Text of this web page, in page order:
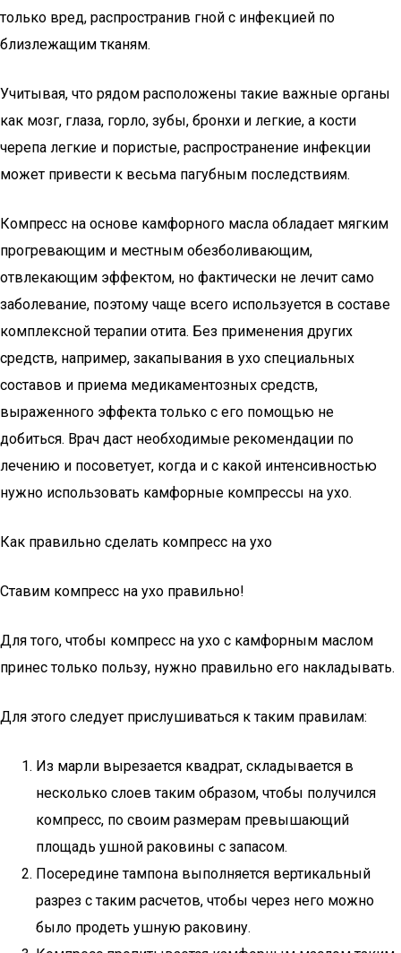
только вред, распространив гной с инфекцией по
близлежащим тканям.
Учитывая, что рядом расположены такие важные органы
как мозг, глаза, горло, зубы, бронхи и легкие, а кости
черепа легкие и пористые, распространение инфекции
может привести к весьма пагубным последствиям.
Компресс на основе камфорного масла обладает мягким
прогревающим и местным обезболивающим,
отвлекающим эффектом, но фактически не лечит само
заболевание, поэтому чаще всего используется в составе
комплексной терапии отита. Без применения других
средств, например, закапывания в ухо специальных
составов и приема медикаментозных средств,
выраженного эффекта только с его помощью не
добиться. Врач даст необходимые рекомендации по
лечению и посоветует, когда и с какой интенсивностью
нужно использовать камфорные компрессы на ухо.
Как правильно сделать компресс на ухо
Ставим компресс на ухо правильно!
Для того, чтобы компресс на ухо с камфорным маслом
принес только пользу, нужно правильно его накладывать.
Для этого следует прислушиваться к таким правилам:
Из марли вырезается квадрат, складывается в
несколько слоев таким образом, чтобы получился
компресс, по своим размерам превышающий
площадь ушной раковины с запасом.
Посередине тампона выполняется вертикальный
разрез с таким расчетов, чтобы через него можно
было продеть ушную раковину.